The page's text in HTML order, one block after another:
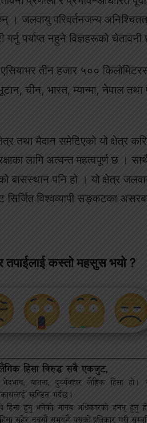
। जलवायु परिवर्तनजन्य
गर्नु पर्याप्त नहुने विज्ञहरूको
तीन हजार ५००
चीन, भारत, म्यान्मा, नेपाल तथा
तथा मैदान समेटिएको यो क्षेत्र
लागि अत्यन्त महत्वपूर्ण छ ।
बासस्थान पनि हो । यो क्षेत्र
सिर्जित विश्वव्यापी सङ्कटका
तपाईलाई कस्तो महसुस भयो ?